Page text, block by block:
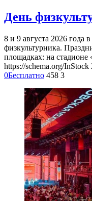
День
8 и 9 августа 2026 года
физкультурника.
площадках: на
https://schema.org/InStock
0Бесплатно 458 3